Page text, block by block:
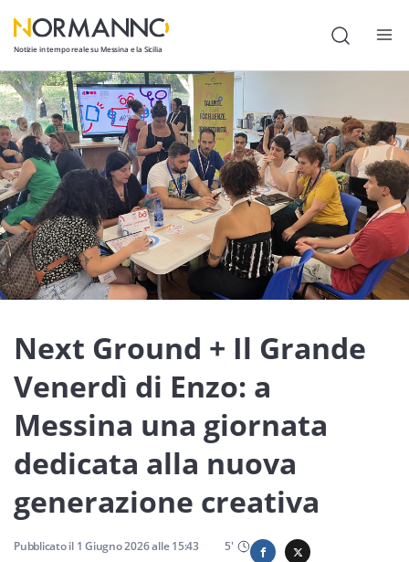
Notizie in tempo reale su Messina e la Sicilia
Attualità
Cronaca
Politica
Cultura
Lavoro
Società
Economia
Sport
Sicilia
Servizi
Next Ground + Il Grande
Venerdì di Enzo: a
Messina una giornata
dedicata alla nuova
generazione creativa
Pubblicato il 1 Giugno 2026alle15:43 5'